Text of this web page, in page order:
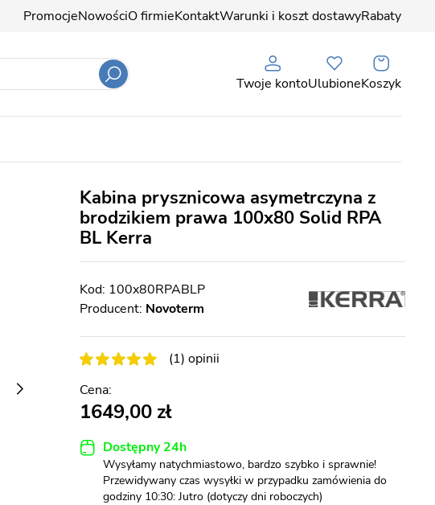
PromocjeNowościO firmieKontaktWarunki i koszt dostawyRabaty
Twoje kontoUlubioneKoszyk
Kabina prysznicowa asymetrczyna z
brodzikiem prawa 100x80 Solid RPA
BL Kerra
100x80RPABLP
Producent: Novoterm
(1) opinii
1649,00
Dostępny 24h
Wysyłamy natychmiastowo, bardzo szybko i sprawnie!
Przewidywany czas wysyłki w przypadku zamówienia do
godziny 10:30: Jutro (dotyczy dni roboczych)